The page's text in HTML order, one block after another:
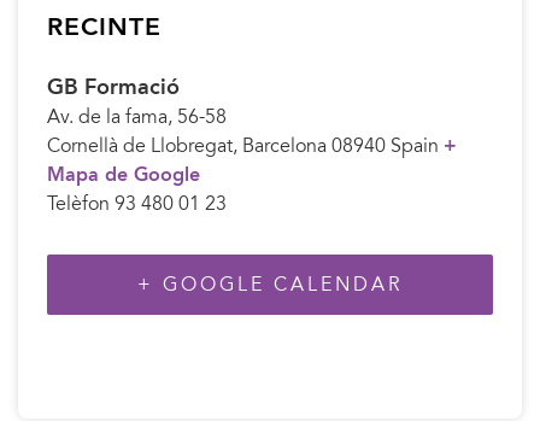
RECINTE
GB Formació
Av. de la fama, 56-58
Cornellà de Llobregat, Barcelona 08940 Spain +
Mapa de Google
Telèfon 93 480 01 23
+ GOOGLE CALENDAR